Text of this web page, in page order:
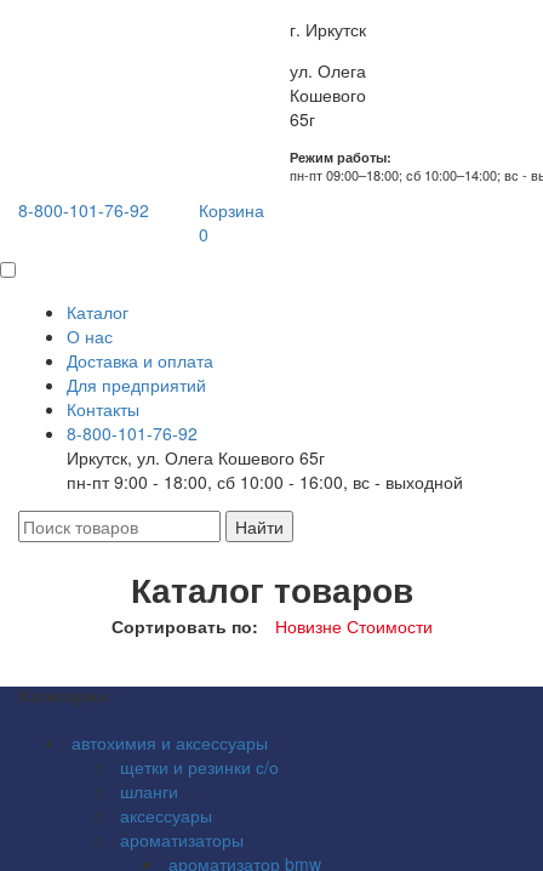
г. Иркутск
ул. Олега
Кошевого
65г
Режим работы:
пн-пт 09:00–18:00; сб 10:00–14:00; вс -
8-800-101-76-92
Корзина
0
Каталог
О нас
Доставка и оплата
Для предприятий
Контакты
8-800-101-76-92
Иркутск, ул. Олега Кошевого 65г
пн-пт 9:00 - 18:00, сб 10:00 - 16:00, вс - выходной
Каталог товаров
Сортировать по: Новизне Стоимости
Категории
автохимия и аксессуары
щетки и резинки с/о
шланги
аксессуары
ароматизаторы
ароматизатор bmw